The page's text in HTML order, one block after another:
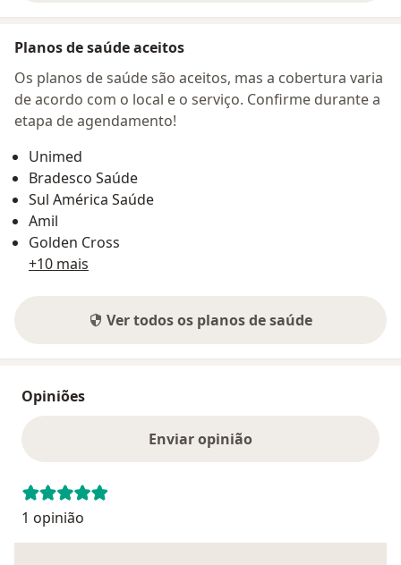
Planos de saúde aceitos
Os planos de saúde são aceitos, mas a cobertura varia
de acordo com o local e o serviço. Confirme durante a
etapa de agendamento!
Unimed
Bradesco Saúde
Sul América Saúde
Amil
Golden Cross
+10 mais
Ver todos os planos de saúde
Opiniões
Enviar opinião
1 opinião